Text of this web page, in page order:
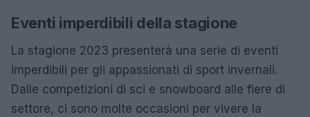
Eventi imperdibili della stagione
La stagione 2023 presenterà una serie di eventi
imperdibili per gli appassionati di sport invernali.
Dalle competizioni di sci e snowboard alle fiere di
settore, ci sono molte occasioni per vivere la